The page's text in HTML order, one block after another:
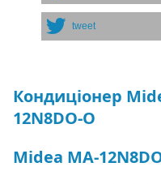
tweet
Кондиціонер
12N8DO-O
Midea MA-